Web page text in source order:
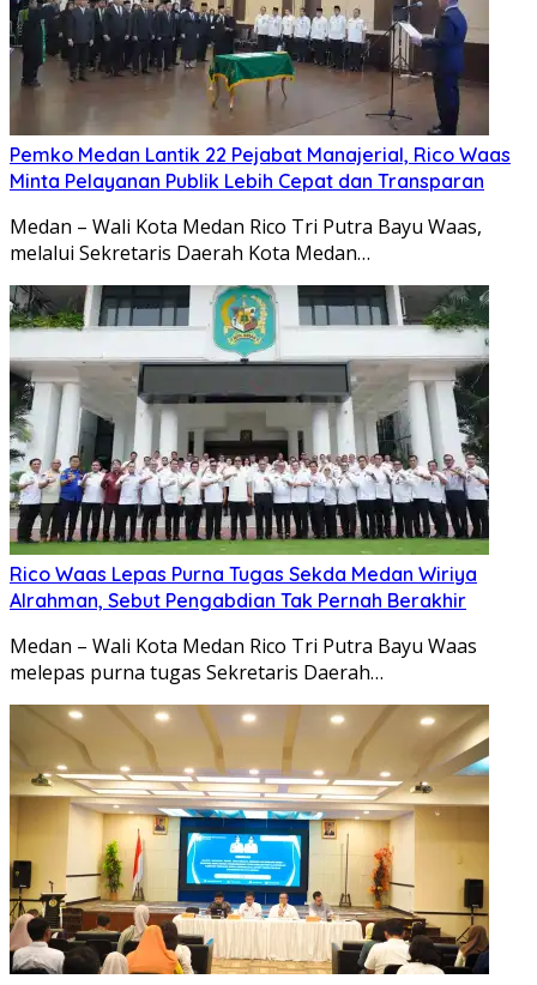
Pemko Medan Lantik 22 Pejabat Manajerial, Rico Waas
Minta Pelayanan Publik Lebih Cepat dan Transparan
Medan – Wali Kota Medan Rico Tri Putra Bayu Waas,
melalui Sekretaris Daerah Kota Medan…
Rico Waas Lepas Purna Tugas Sekda Medan Wiriya
Alrahman, Sebut Pengabdian Tak Pernah Berakhir
Medan – Wali Kota Medan Rico Tri Putra Bayu Waas
melepas purna tugas Sekretaris Daerah…